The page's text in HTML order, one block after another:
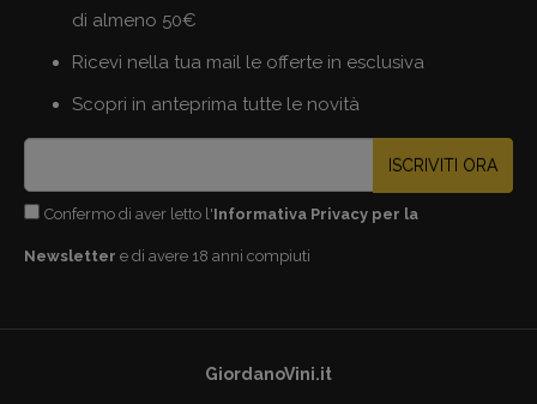
di almeno 50€
Ricevi nella tua mail le offerte in esclusiva
Scopri in anteprima tutte le novità
ISCRIVITI ORA
Confermo di aver letto l'Informativa Privacy per la
Newsletter e di avere 18 anni compiuti
GiordanoVini.it